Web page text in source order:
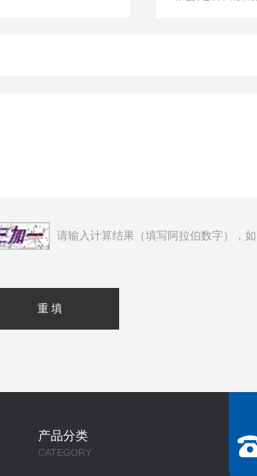
请输入计算结果（填写阿拉伯数字），
产品分类
CATEGORY